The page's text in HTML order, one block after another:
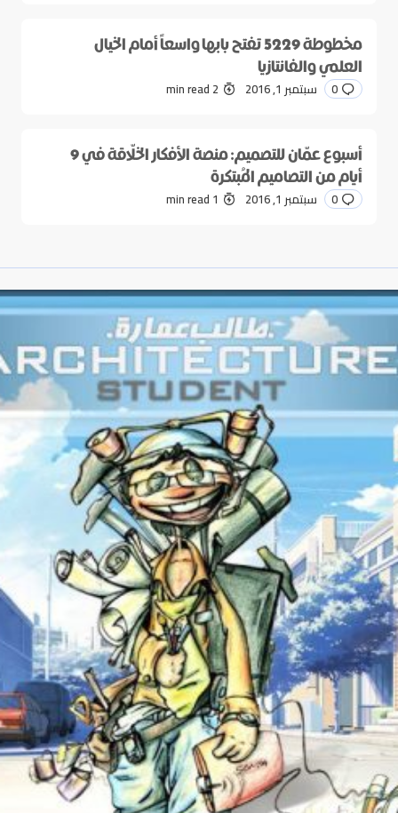
مخطوطة 5229 تفتح بابها واسعاً أمام الخيال
العلمي والفانتازيا
0 سبتمبر 1, 2016 2 min read
أسبوع عمّان للتصميم: منصة الأفكار الخلّاقة في 9
أيام من التصاميم المُبتكرة
0 سبتمبر 1, 2016 1 min read